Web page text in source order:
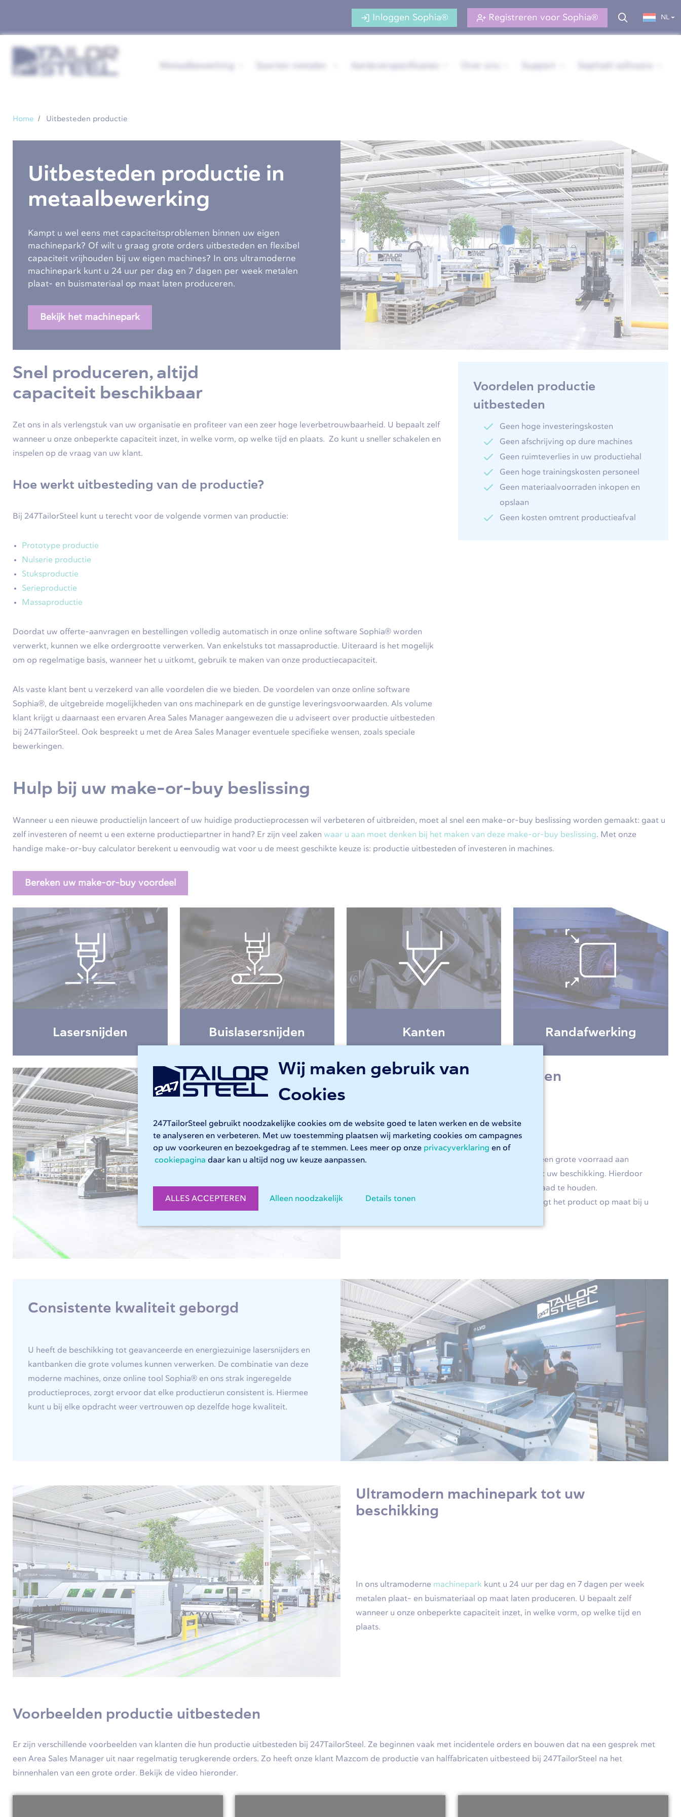
Wij maken gebruik van
Cookies
247TailorSteel gebruikt noodzakelijke cookies om de website goed te laten werken en de website
te analyseren en verbeteren. Met uw toestemming plaatsen wij marketing cookies om campagnes
op uw voorkeuren en bezoekgedrag af te stemmen. Lees meer op onze privacyverklaring en of
cookiepagina daar kan u altijd nog uw keuze aanpassen.
ALLES ACCEPTEREN Alleen noodzakelijk Details tonen
Inloggen Sophia® Registreren voor Sophia® NL
Home Uitbesteden productie
Uitbesteden productie in
metaalbewerking
Kampt u wel eens met capaciteitsproblemen binnen uw eigen
machinepark? Of wilt u graag grote orders uitbesteden en flexibel
capaciteit vrijhouden bij uw eigen machines? In ons ultramoderne
machinepark kunt u 24 uur per dag en 7 dagen per week metalen
plaat- en buismateriaal op maat laten produceren.
Bekijk het machinepark
Snel produceren, altijd
capaciteit beschikbaar
Zet ons in als verlengstuk van uw organisatie en profiteer van een zeer hoge leverbetrouwbaarheid. U bepaalt zelf
wanneer u onze onbeperkte capaciteit inzet, in welke vorm, op welke tijd en plaats. Zo kunt u sneller schakelen en
inspelen op de vraag van uw klant.
Hoe werkt uitbesteding van de productie?
Bij 247TailorSteel kunt u terecht voor de volgende vormen van productie:
Prototype productie
Nulserie productie
Stuksproductie
Serieproductie
Massaproductie
Doordat uw offerte-aanvragen en bestellingen volledig automatisch in onze online software Sophia® worden
verwerkt, kunnen we elke ordergrootte verwerken. Van enkelstuks tot massaproductie. Uiteraard is het mogelijk
om op regelmatige basis, wanneer het u uitkomt, gebruik te maken van onze productiecapaciteit.
Als vaste klant bent u verzekerd van alle voordelen die we bieden. De voordelen van onze online software
Sophia®, de uitgebreide mogelijkheden van ons machinepark en de gunstige leveringsvoorwaarden. Als volume
klant krijgt u daarnaast een ervaren Area Sales Manager aangewezen die u adviseert over productie uitbesteden
bij 247TailorSteel. Ook bespreekt u met de Area Sales Manager eventuele specifieke wensen, zoals speciale
bewerkingen.
Voordelen productie
uitbesteden
Geen hoge investeringskosten
Geen afschrijving op dure machines
Geen ruimteverlies in uw productiehal
Geen hoge trainingskosten personeel
Geen materiaalvoorraden inkopen en
opslaan
Geen kosten omtrent productieafval
Hulp bij uw make-or-buy beslissing
Wanneer u een nieuwe productielijn lanceert of uw huidige productieprocessen wil verbeteren of uitbreiden, moet al snel een make-or-buy beslissing worden gemaakt: gaat u
zelf investeren of neemt u een externe productiepartner in hand? Er zijn veel zakenwaar u aan moet denken bij het maken van deze make-or-buy beslissing. Met onze
handige make-or-buy calculator berekent u eenvoudig wat voor u de meest geschikte keuze is: productie uitbesteden of investeren in machines.
Bereken uw make-or-buy voordeel
Lasersnijden Buislasersnijden Kanten Randafwerking
Besparen op inkoopkosten en
Wanneer u kiest voor 247TailorSteel, dan heeft u een grote voorraad aan
materiaalsoorten zoals staal, RVS en aluminium tot uw beschikking. Hierdoor
hoeft u niet zelf materiaal in te kopen en op voorraad te houden.
Productieafval afvoeren is ook verleden tijd. U krijgt het product op maat bij u
Consistente kwaliteit geborgd
U heeft de beschikking tot geavanceerde en energiezuinige lasersnijders en
kantbanken die grote volumes kunnen verwerken. De combinatie van deze
moderne machines, onze online tool Sophia® en ons strak ingeregelde
productieproces, zorgt ervoor dat elke productierun consistent is. Hiermee
kunt u bij elke opdracht weer vertrouwen op dezelfde hoge kwaliteit.
Ultramodern machinepark tot uw
beschikking
In ons ultramoderne machinepark kunt u 24 uur per dag en 7 dagen per week
metalen plaat- en buismateriaal op maat laten produceren. U bepaalt zelf
wanneer u onze onbeperkte capaciteit inzet, in welke vorm, op welke tijd en
plaats.
Voorbeelden productie uitbesteden
Er zijn verschillende voorbeelden van klanten die hun productie uitbesteden bij 247TailorSteel. Ze beginnen vaak met incidentele orders en bouwen dat na een gesprek met
een Area Sales Manager uit naar regelmatig terugkerende orders. Zo heeft onze klant Mazcom de productie van halffabricaten uitbesteed bij 247TailorSteel na het
binnenhalen van een grote order. Bekijk de video hieronder.